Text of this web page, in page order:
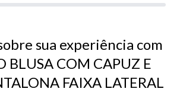
sua experiência com
BLUSA COM CAPUZ E
FAIXA LATERAL